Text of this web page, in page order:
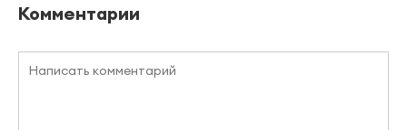
Комментарии